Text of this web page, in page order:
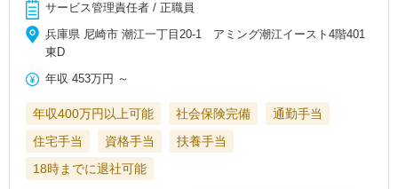
サービス管理責任者 / 正職員
兵庫県 尼崎市 潮江一丁目20-1 アミング潮江イースト4階401
東D
年収 453万円 ～
年収400万円以上可能 社会保険完備
通勤手当
住宅手当
資格手当
扶養手当
18時までに退社可能